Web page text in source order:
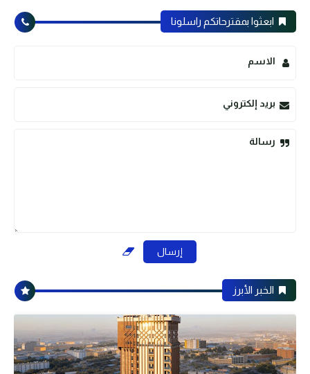
ابعثوا بمقترحاتكم راسلونا
الاسم
بريد إلكتروني
رسالة
الخبر الأبرز